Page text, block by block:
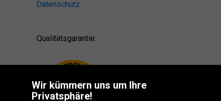
Datenschutz
Qualitätsgarantie:
Wir kümmern uns um Ihre
Privatsphäre!